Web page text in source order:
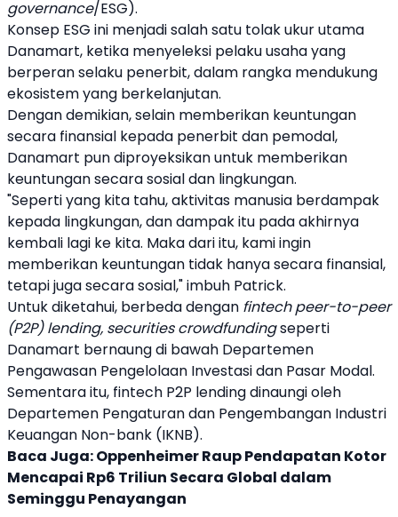
governance/ESG).
Konsep ESG ini menjadi salah satu tolak ukur utama
Danamart, ketika menyeleksi pelaku usaha yang
berperan selaku penerbit, dalam rangka mendukung
ekosistem yang berkelanjutan.
Dengan demikian, selain memberikan keuntungan
secara finansial kepada penerbit dan pemodal,
Danamart pun diproyeksikan untuk memberikan
keuntungan secara sosial dan lingkungan.
"Seperti yang kita tahu, aktivitas manusia berdampak
kepada lingkungan, dan dampak itu pada akhirnya
kembali lagi ke kita. Maka dari itu, kami ingin
memberikan keuntungan tidak hanya secara finansial,
tetapi juga secara sosial," imbuh Patrick.
Untuk diketahui, berbeda dengan fintech peer-to-peer
(P2P) lending, securities crowdfundingseperti
Danamart bernaung di bawah Departemen
Pengawasan Pengelolaan Investasi dan Pasar Modal.
Sementara itu, fintech P2P lending dinaungi oleh
Departemen Pengaturan dan Pengembangan Industri
Keuangan Non-bank (IKNB).
Baca Juga:Oppenheimer Raup Pendapatan Kotor
Mencapai Rp6 Triliun Secara Global dalam
Seminggu Penayangan